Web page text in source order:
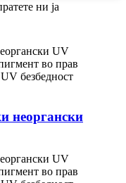
ни ја
неоргански